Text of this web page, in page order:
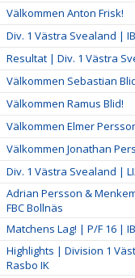
Välkommen Anton Frisk!
Div. 1 Västra Svealand |
Resultat | Div. 1 Västra
Välkommen Sebastian
Välkommen Ramus Blid!
Välkommen Elmer
Välkommen Jonathan
Div. 1 Västra Svealand |
Adrian Persson &
FBC Bollnäs
Matchens Lag! | P/F 16 |
Highlights | Division 1
Rasbo IK